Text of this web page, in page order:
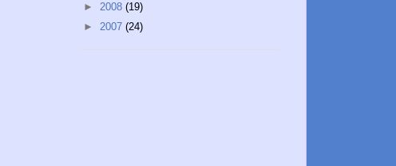
► 2008 (19)
► 2007 (24)